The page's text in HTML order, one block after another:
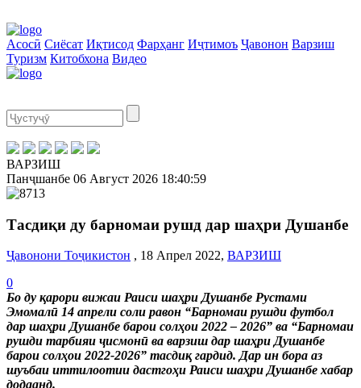
Асосӣ Сиёсат Иқтисод Фарҳанг Иҷтимоъ Ҷавонон Варзиш
Туризм Китобхона Видео
ВАРЗИШ
Панҷшанбе 06 Август 2026 18:40:59
Тасдиқи ду барномаи рушд дар шаҳри Душанбе
Ҷавонони Тоҷикистон , 18 Апрел 2022, ВАРЗИШ
0
Бо ду қарори вижаи Раиси шаҳри Душанбе Рустами
Эмомалӣ 14 апрели соли равон “Барномаи рушди футбол
дар шаҳри Душанбе барои солҳои 2022 – 2026” ва “Барномаи
рушди тарбияи ҷисмонӣ ва варзиш дар шаҳри Душанбе
барои солҳои 2022-2026” тасдиқ гардид. Дар ин бора аз
шуъбаи иттилоотии дастгоҳи Раиси шаҳри Душанбе хабар
додаанд.